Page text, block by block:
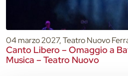
04 marzo 2027, Teatro Nuovo
Canto Libero – Omaggio a
Musica – Teatro Nuovo